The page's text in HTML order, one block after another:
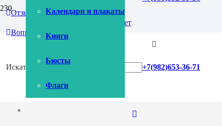
Отзывы
Вопросы и ответы
Личный кабинет
Искать: +7(982)653-36-71
Календари и плакаты
Книги
Бюсты
Флаги
Селиванов Владимир